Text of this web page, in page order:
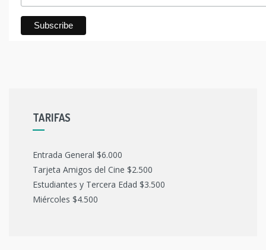
TARIFAS
Entrada General $6.000
Tarjeta Amigos del Cine $2.500
Estudiantes y Tercera Edad $3.500
Miércoles $4.500